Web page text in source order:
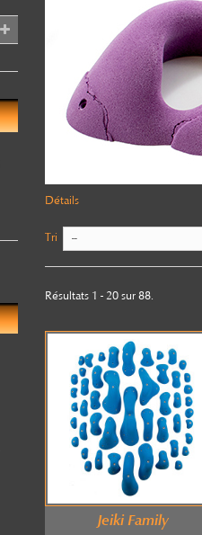
Détails
Tri --
Résultats 1 - 20 sur 88.
Jeiki Family